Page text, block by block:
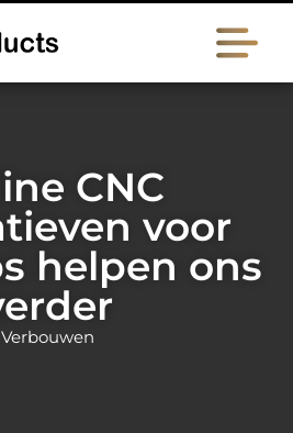
CNC
voor
helpen ons
Verbouwen